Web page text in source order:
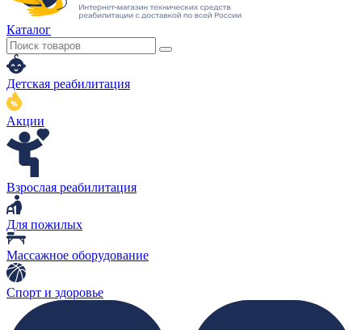
Каталог
Детская реабилитация
Акции
Взрослая реабилитация
Для пожилых
Массажное оборудование
Спорт и здоровье